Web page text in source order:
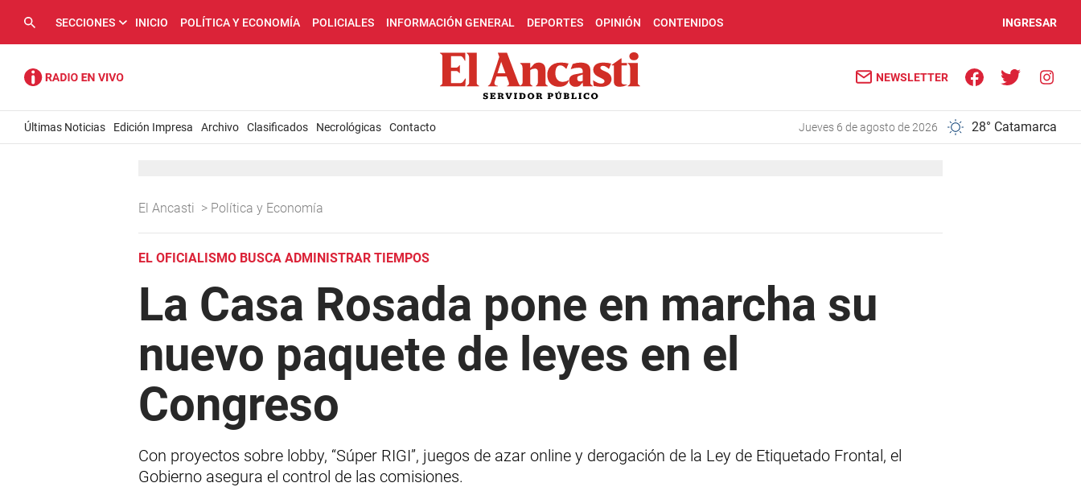
SECCIONES INICIO POLÍTICA Y ECONOMÍA POLICIALES INFORMACIÓN GENERAL DEPORTES OPINIÓN CONTENIDOS INGRESAR
NEWSLETTER
Últimas Noticias Edición Impresa Archivo Clasificados Necrológicas Contacto jueves 6 de agosto de 2026 28° Catamarca
El Ancasti > Política y Economía
EL OFICIALISMO BUSCA ADMINISTRAR TIEMPOS
La Casa Rosada pone en marcha su
nuevo paquete de leyes en el
Congreso
Con proyectos sobre lobby, “Súper RIGI”, juegos de azar online y derogación de la Ley de Etiquetado Frontal, el
Gobierno asegura el control de las comisiones.